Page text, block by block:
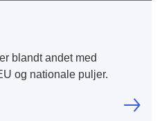
blandt andet med
og nationale puljer.